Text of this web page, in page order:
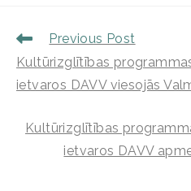
Previous Post
Kultūrizglītības
ietvaros DAVV viesojās
Kultūrizglītības
ietvaros DAVV